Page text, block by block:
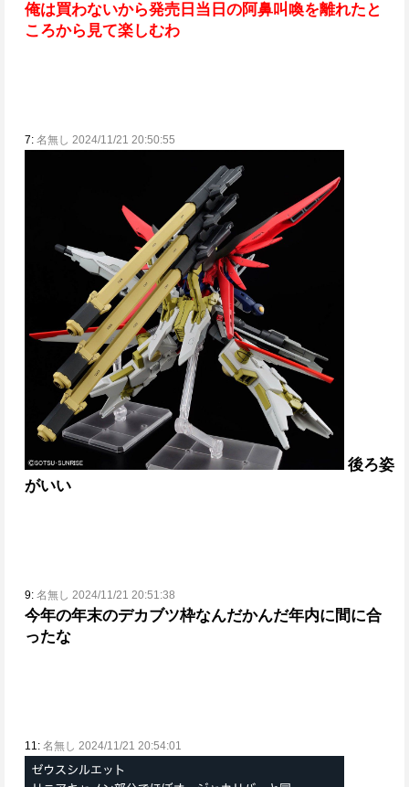
俺は買わないから発売日当日の阿鼻叫喚を離れたと
ころから見て楽しむわ
7: 名無し 2024/11/21 20:50:55
後ろ姿
がいい
9: 名無し 2024/11/21 20:51:38
今年の年末のデカブツ枠なんだかんだ年内に間に合
ったな
11: 名無し 2024/11/21 20:54:01